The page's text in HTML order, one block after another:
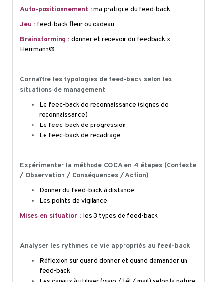
Auto-positionnement : ma pratique du feed-back
Jeu : feed-back fleur ou cadeau
Brainstorming : donner et recevoir du feedback x
Herrmann®
Connaître les typologies de feed-back selon les
situations de management
Le feed-back de reconnaissance (signes de
reconnaissance)
Le feed-back de progression
Le feed-back de recadrage
Expérimenter la méthode COCA en 4 étapes (Contexte
/ Observation / Conséquences / Action)
Donner du feed-back à distance
Les points de vigilance
Mises en situation : les 3 types de feed-back
Analyser les rythmes de vie appropriés au feed-back
Réflexion sur quand donner et quand demander un
feed-back